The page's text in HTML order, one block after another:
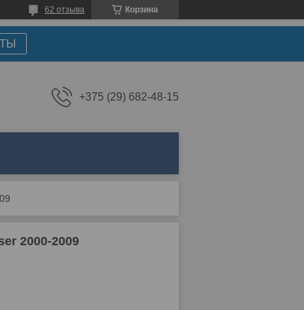
Корзина
62 отзыва
+375 (29) 682-48-15
2000-2009